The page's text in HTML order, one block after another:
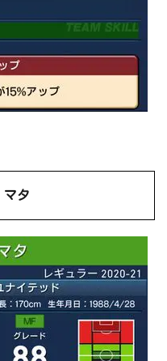
マタ